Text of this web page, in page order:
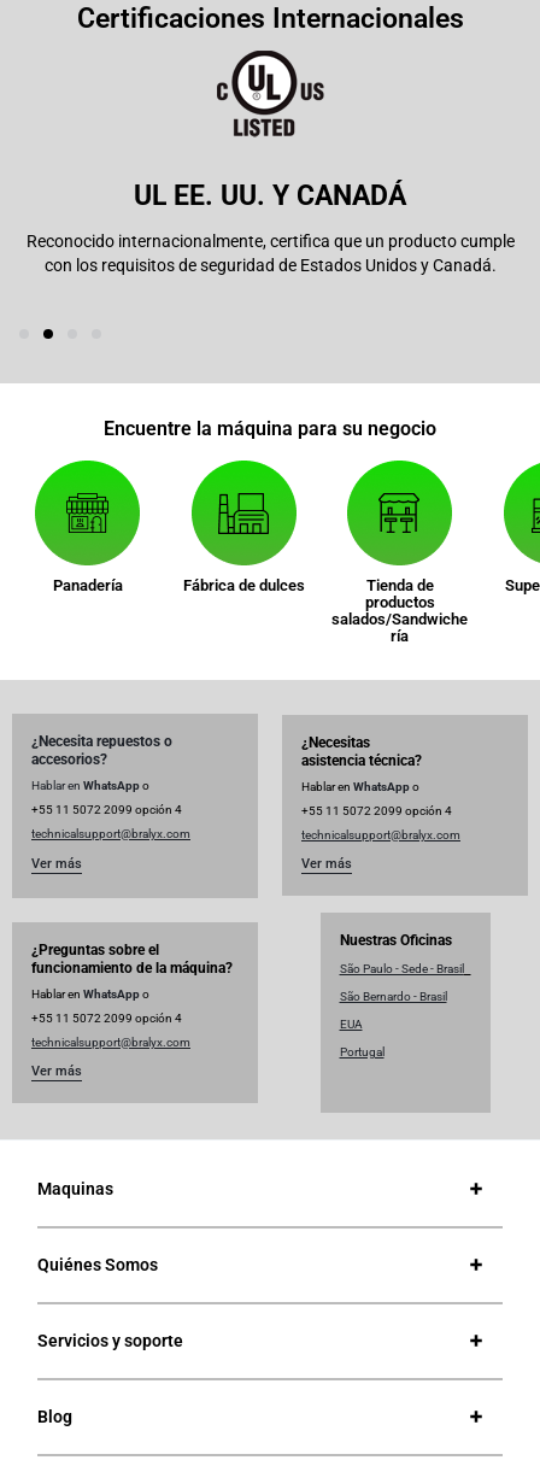
Certificaciones Internacionales
UL EE. UU. Y CANADÁ
Reconocido internacionalmente, certifica que un producto cumple
con los requisitos de seguridad de Estados Unidos y Canadá.
Encuentre la máquina para su negocio
Panadería Fábrica de dulces
Tienda de
productos
salados/Sandwiche
ría
¿Necesita repuestos o
accesorios?
Hablar en WhatsAppo
+55 11 5072 2099 opción 4
technicalsupport@bralyx.com
Ver más
¿Necesitas
asistencia técnica?
Hablar en WhatsAppo
+55 11 5072 2099 opción 4
technicalsupport@bralyx.com
Ver más
¿Preguntas sobre el
funcionamiento de la máquina?
Hablar en WhatsAppo
+55 11 5072 2099 opción 4
technicalsupport@bralyx.com
Ver más
Nuestras Oficinas
São Paulo - Sede - Brasil
São Bernardo - Brasil
EUA
Portugal
Maquinas
Quiénes Somos
Servicios y soporte
Blog